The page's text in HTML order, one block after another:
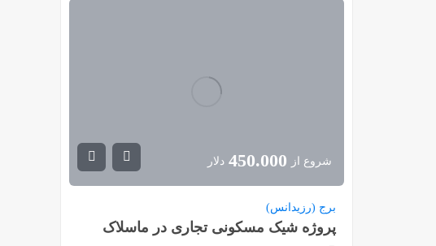
شروع از 450.000 دلار
برج (رزیدانس)
پروژه شیک مسکونی تجاری در ماسلاک